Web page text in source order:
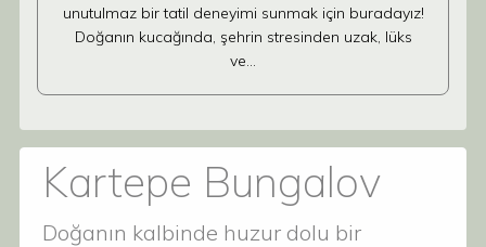
unutulmaz bir tatil deneyimi sunmak için buradayız!
Doğanın kucağında, şehrin stresinden uzak, lüks
ve…
Kartepe Bungalov
Doğanın kalbinde huzur dolu bir